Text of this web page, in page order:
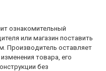
ознакомительный
или магазин поставить
Производитель оставляет
товара, его
без